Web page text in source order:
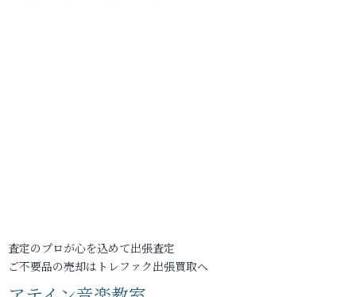
査定のプロが心を込めて出張査定
ご不要品の売却はトレファク出張買取へ